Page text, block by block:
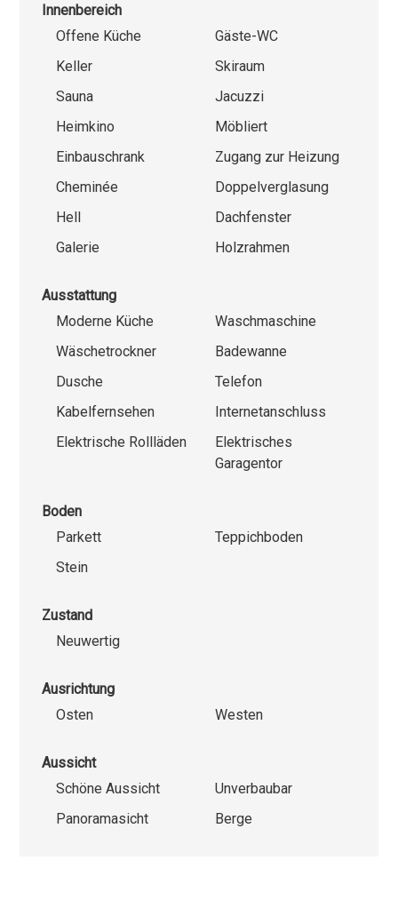
Innenbereich
Offene Küche
Gäste-WC
Keller
Skiraum
Sauna
Jacuzzi
Heimkino
Möbliert
Einbauschrank
Zugang zur Heizung
Cheminée
Doppelverglasung
Hell
Dachfenster
Galerie
Holzrahmen
Ausstattung
Moderne Küche
Waschmaschine
Wäschetrockner
Badewanne
Dusche
Telefon
Kabelfernsehen
Internetanschluss
Elektrische Rollläden
Elektrisches
Garagentor
Boden
Parkett
Teppichboden
Stein
Zustand
Neuwertig
Ausrichtung
Osten
Westen
Aussicht
Schöne Aussicht
Unverbaubar
Panoramasicht
Berge